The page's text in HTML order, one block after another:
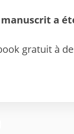
a
gratuit à